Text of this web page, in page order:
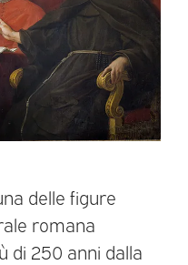
delle figure
romana
di 250 anni dalla